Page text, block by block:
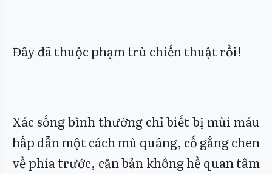
Đây đã thuộc phạm trù chiến thuật rồi!
Xác sống bình thường chỉ biết bị mùi máu
hấp dẫn một cách mù quáng, cố gắng chen
về phía trước, căn bản không hề quan tâm